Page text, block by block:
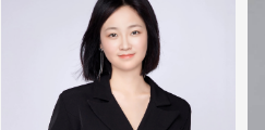
罪、取保候审、无罪辩护）